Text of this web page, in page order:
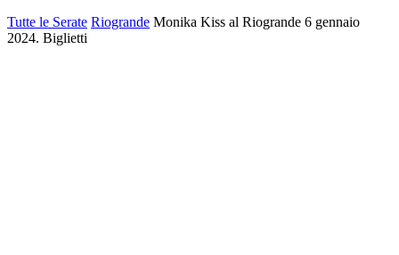
Tutte le Serate Riogrande Monika Kiss al Riogrande 6 gennaio
2024. Biglietti